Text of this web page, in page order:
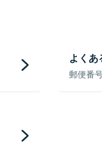
よく
郵便番